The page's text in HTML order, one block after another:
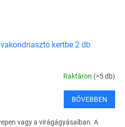
kertbe 2 db
Raktáron (>5 db)
BŐVEBBEN
vagy a virágágyásaiban. A